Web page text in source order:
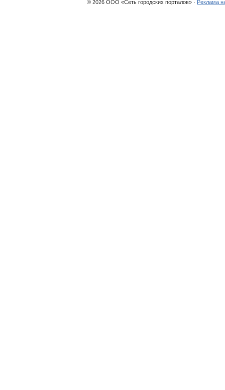
© 2026 ООО «Сеть городских порталов» · Реклама